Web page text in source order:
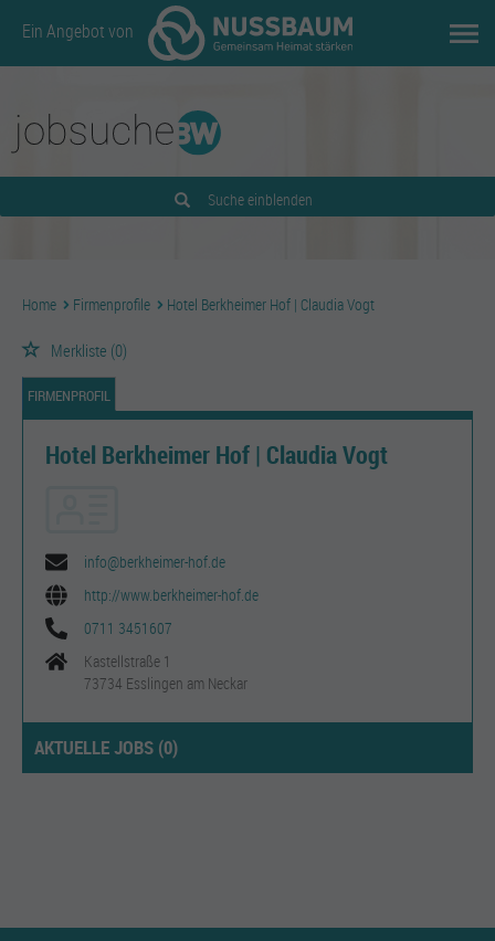
Ein Angebot von
Suche einblenden
Home Firmenprofile Hotel Berkheimer Hof | Claudia Vogt
Merkliste (0)
FIRMENPROFIL
Hotel Berkheimer Hof | Claudia Vogt
info@berkheimer-hof.de
http://www.berkheimer-hof.de
0711 3451607
Kastellstraße 1
73734 Esslingen am Neckar
AKTUELLE JOBS (0)